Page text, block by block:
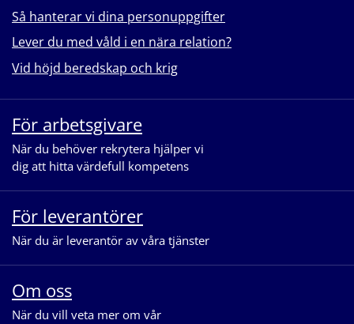
Så hanterar vi dina personuppgifter
Lever du med våld i en nära relation?
Vid höjd beredskap och krig
För arbetsgivare
När du behöver rekrytera hjälper vi
dig att hitta värdefull kompetens
För leverantörer
När du är leverantör av våra tjänster
Om oss
När du vill veta mer om vår